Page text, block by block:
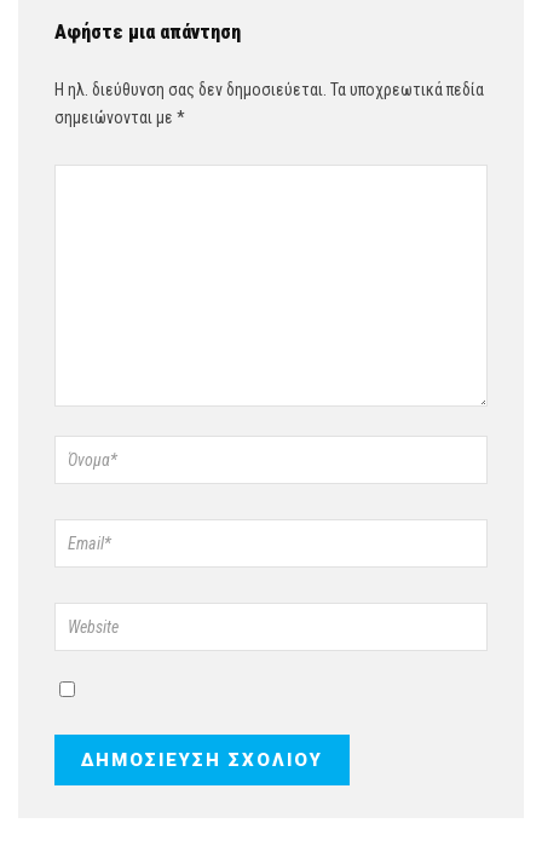
Αφήστε μια απάντηση
Η ηλ. διεύθυνση σας δεν δημοσιεύεται. Τα υποχρεωτικά πεδία
σημειώνονται με *